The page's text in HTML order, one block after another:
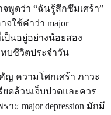
พูดว่า “ฉันรู้สึกซึมเศร้า”
ใช้คำว่า major
เป็นอยู่อย่างน้อยสอง
บชีวิตประจำวัน
ญ ความโศกเศร้า ภาวะ
ดล้วนเจ็บปวดและควร
ะ major depression มักมี